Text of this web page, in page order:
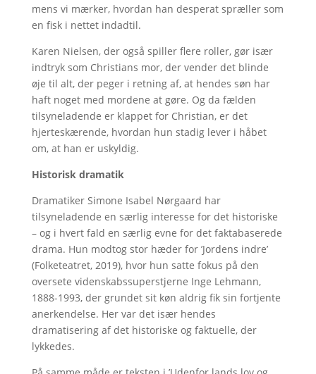
mens vi mærker, hvordan han desperat spræller som
en fisk i nettet indadtil.
Karen Nielsen, der også spiller flere roller, gør især
indtryk som Christians mor, der vender det blinde
øje til alt, der peger i retning af, at hendes søn har
haft noget med mordene at gøre. Og da fælden
tilsyneladende er klappet for Christian, er det
hjerteskærende, hvordan hun stadig lever i håbet
om, at han er uskyldig.
Historisk dramatik
Dramatiker Simone Isabel Nørgaard har
tilsyneladende en særlig interesse for det historiske
– og i hvert fald en særlig evne for det faktabaserede
drama. Hun modtog stor hæder for ’Jordens indre’
(Folketeatret, 2019), hvor hun satte fokus på den
oversete videnskabssuperstjerne Inge Lehmann,
1888-1993, der grundet sit køn aldrig fik sin fortjente
anerkendelse. Her var det især hendes
dramatisering af det historiske og faktuelle, der
lykkedes.